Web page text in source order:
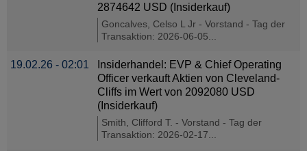
2874642 USD (Insiderkauf)
Goncalves, Celso L Jr - Vorstand - Tag der
Transaktion: 2026-06-05...
19.02.26 - 02:01
Insiderhandel: EVP & Chief Operating
Officer verkauft Aktien von Cleveland-
Cliffs im Wert von 2092080 USD
(Insiderkauf)
Smith, Clifford T. - Vorstand - Tag der
Transaktion: 2026-02-17...